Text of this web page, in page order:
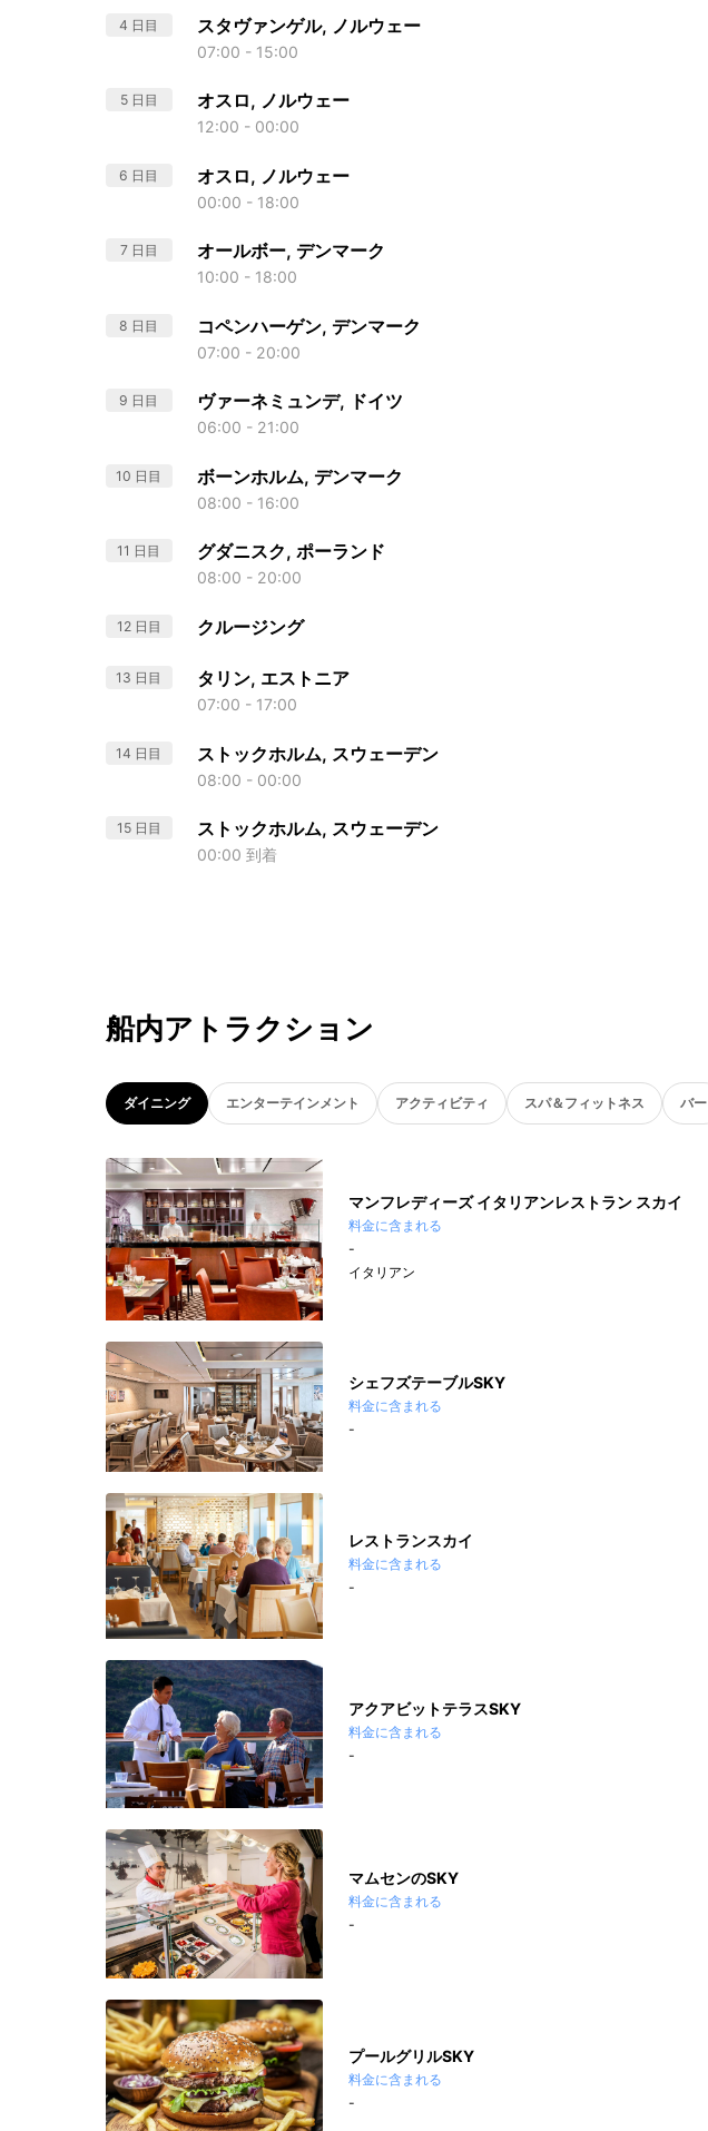
4 日目 スタヴァンゲル, ノルウェー
07:00 - 15:00
5 日目 オスロ, ノルウェー
12:00 - 00:00
6 日目 オスロ, ノルウェー
00:00 - 18:00
7 日目 オールボー, デンマーク
10:00 - 18:00
8 日目 コペンハーゲン, デンマーク
07:00 - 20:00
9 日目 ヴァーネミュンデ, ドイツ
06:00 - 21:00
10 日目 ボーンホルム, デンマーク
08:00 - 16:00
11 日目 グダニスク, ポーランド
08:00 - 20:00
12 日目 クルージング
13 日目 タリン, エストニア
07:00 - 17:00
14 日目 ストックホルム, スウェーデン
08:00 - 00:00
15 日目 ストックホルム, スウェーデン
00:00 到着
船内アトラクション
ダイニング エンターテインメント アクティビティ スパ＆フィットネス バー
マンフレディーズ イタリアンレストラン スカイ
料金に含まれる
-
イタリアン
シェフズテーブルSKY
料金に含まれる
-
レストランスカイ
料金に含まれる
-
アクアビットテラスSKY
料金に含まれる
-
マムセンのSKY
料金に含まれる
-
プールグリルSKY
料金に含まれる
-